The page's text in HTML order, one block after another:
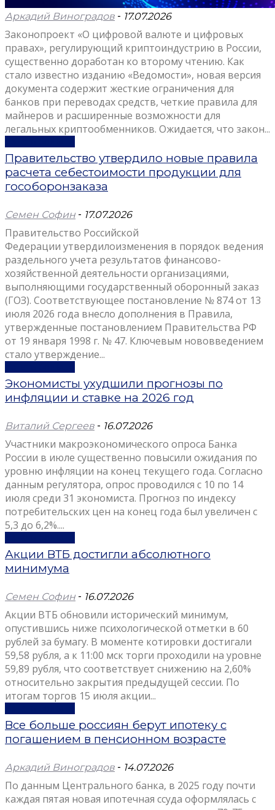
Аркадий Виноградов - 17.07.2026
Законопроект «О цифровой валюте и цифровых
правах», регулирующий криптоиндустрию в России,
существенно доработан ко второму чтению. Как
стало известно изданию «Ведомости», новая версия
документа содержит жесткие ограничения для
банков при переводах средств, четкие правила для
майнеров и расширенные возможности для
легальных криптообменников. Ожидается, что закон...
Правительство утвердило новые правила
расчета себестоимости продукции для
гособоронзаказа
Семен Софин - 17.07.2026
Правительство Российской
Федерации утвердилоизменения в порядок ведения
раздельного учета результатов финансово-
хозяйственной деятельности организациями,
выполняющими государственный оборонный заказ
(ГОЗ). Соответствующее постановление № 874 от 13
июля 2026 года внесло дополнения в Правила,
утвержденные постановлением Правительства РФ
от 19 января 1998 г. № 47. Ключевым нововведением
стало утверждение...
Экономисты ухудшили прогнозы по
инфляции и ставке на 2026 год
Виталий Сергеев - 16.07.2026
Участники макроэкономического опроса Банка
России в июле существенно повысили ожидания по
уровню инфляции на конец текущего года. Согласно
данным регулятора, опрос проводился с 10 по 14
июля среди 31 экономиста. Прогноз по индексу
потребительских цен на конец года был увеличен с
5,3 до 6,2%....
Акции ВТБ достигли абсолютного
минимума
Семен Софин - 16.07.2026
Акции ВТБ обновили исторический минимум,
опустившись ниже психологической отметки в 60
рублей за бумагу. В моменте котировки достигали
59,58 рубля, а к 11:00 мск торги проходили на уровне
59,89 рубля, что соответствует снижению на 2,60%
относительно закрытия предыдущей сессии. По
итогам торгов 15 июля акции...
Все больше россиян берут ипотеку с
погашением в пенсионном возрасте
Аркадий Виноградов - 14.07.2026
По данным Центрального банка, в 2025 году почти
каждая пятая новая ипотечная ссуда оформлялась с